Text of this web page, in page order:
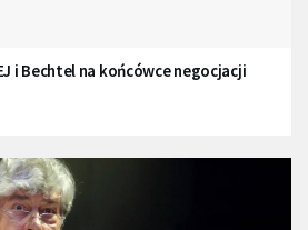
i Bechtel na końcówce negocjacji